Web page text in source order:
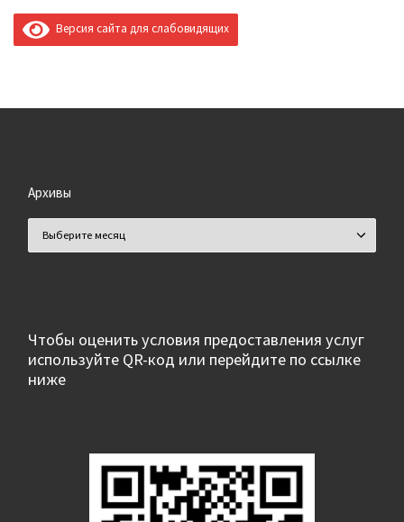
Версия сайта для слабовидящих
Архивы
Чтобы оценить условия предоставления услуг
используйте QR-код или перейдите по ссылке
ниже